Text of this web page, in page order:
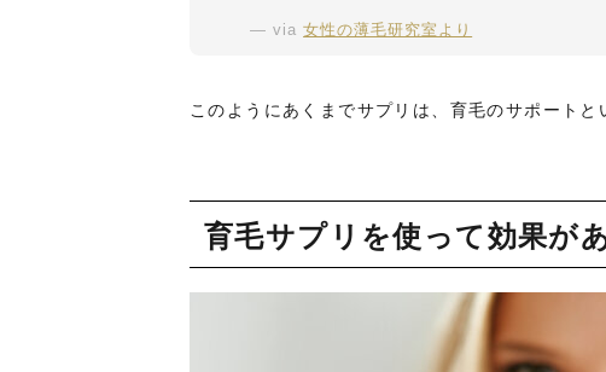
via女性の薄毛研究室より
このようにあくまでサプリは、育毛のサポートと
育毛サプリを使って効果が